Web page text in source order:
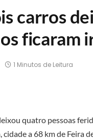
carros
ficaram
1 Minutos de Leitura
quatro pessoas
a 68 km de Feira